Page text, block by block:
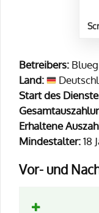
Betreibers:
Land:
Start des
Erhaltene
Mindestalter:18
Vor- und